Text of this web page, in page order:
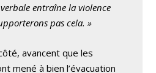
entraîne la violence
pas cela. »
avancent que les
mené à bien l’évacuation